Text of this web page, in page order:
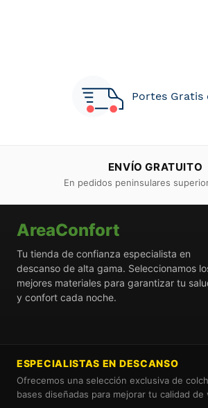
Portes Gratis
ENVÍO GRATUITO
En pedidos peninsulares
AreaConfort
Tu tienda de confianza especialista en
descanso de alta gama. Seleccionamos
mejores materiales para garantizar tu
y confort cada noche.
ESPECIALISTAS EN DESCANSO
Ofrecemos una selección exclusiva de
bases diseñadas para mejorar tu calidad de